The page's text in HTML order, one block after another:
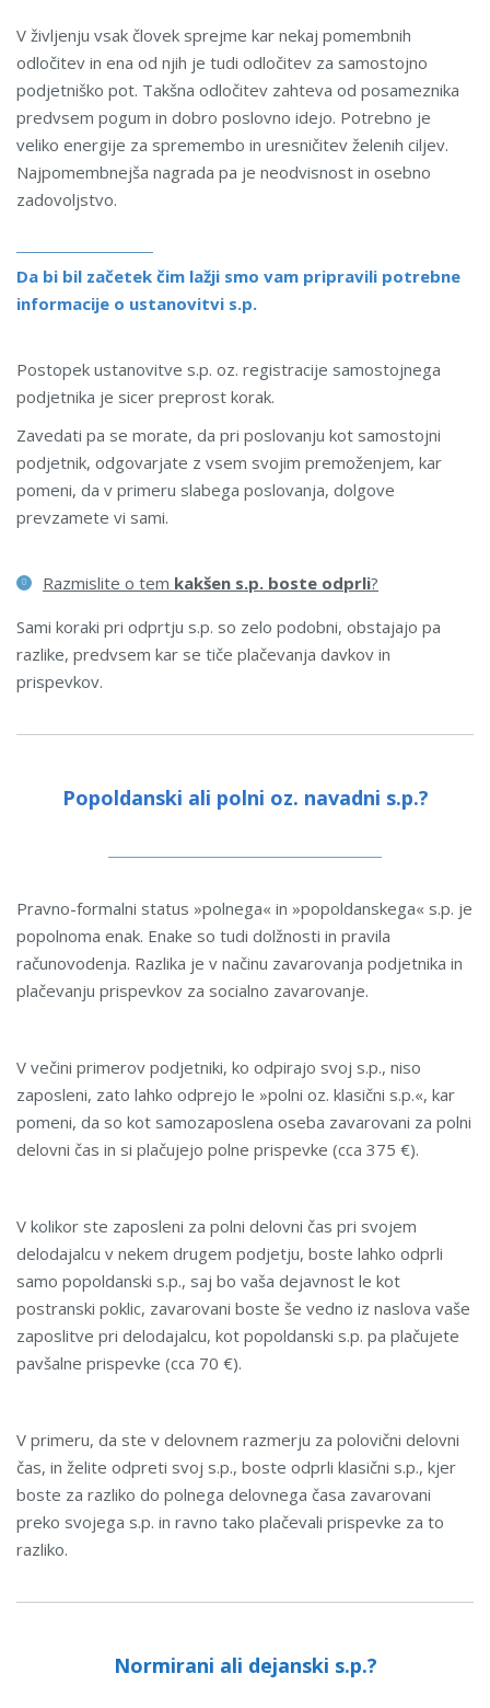
V življenju vsak človek sprejme kar nekaj pomembnih
odločitev in ena od njih je tudi odločitev za samostojno
podjetniško pot. Takšna odločitev zahteva od posameznika
predvsem pogum in dobro poslovno idejo. Potrebno je
veliko energije za spremembo in uresničitev želenih ciljev.
Najpomembnejša nagrada pa je neodvisnost in osebno
zadovoljstvo.
Da bi bil začetek čim lažji smo vam pripravili potrebne
informacije o ustanovitvi s.p.
Postopek ustanovitve s.p. oz. registracije samostojnega
podjetnika je sicer preprost korak.
Zavedati pa se morate, da pri poslovanju kot samostojni
podjetnik, odgovarjate z vsem svojim premoženjem, kar
pomeni, da v primeru slabega poslovanja, dolgove
prevzamete vi sami.
Razmislite o tem kakšen s.p. boste odprli?
Sami koraki pri odprtju s.p. so zelo podobni, obstajajo pa
razlike, predvsem kar se tiče plačevanja davkov in
prispevkov.
Popoldanski ali polni oz. navadni s.p.?
Pravno-formalni status »polnega« in »popoldanskega« s.p. je
popolnoma enak. Enake so tudi dolžnosti in pravila
računovodenja. Razlika je v načinu zavarovanja podjetnika in
plačevanju prispevkov za socialno zavarovanje.
V večini primerov podjetniki, ko odpirajo svoj s.p., niso
zaposleni, zato lahko odprejo le »polni oz. klasični s.p.«, kar
pomeni, da so kot samozaposlena oseba zavarovani za polni
delovni čas in si plačujejo polne prispevke (cca 375 €).
V kolikor ste zaposleni za polni delovni čas pri svojem
delodajalcu v nekem drugem podjetju, boste lahko odprli
samo popoldanski s.p., saj bo vaša dejavnost le kot
postranski poklic, zavarovani boste še vedno iz naslova vaše
zaposlitve pri delodajalcu, kot popoldanski s.p. pa plačujete
pavšalne prispevke (cca 70 €).
V primeru, da ste v delovnem razmerju za polovični delovni
čas, in želite odpreti svoj s.p., boste odprli klasični s.p., kjer
boste za razliko do polnega delovnega časa zavarovani
preko svojega s.p. in ravno tako plačevali prispevke za to
razliko.
Normirani ali dejanski s.p.?